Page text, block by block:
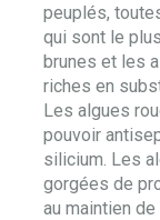
peuplés,
qui sont le
brunes et les
riches en
Les algues
pouvoir
silicium. Les
gorgées de
au maintien de